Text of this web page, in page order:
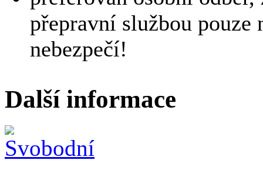
přepravní službou pouze
nebezpečí!
Další informace